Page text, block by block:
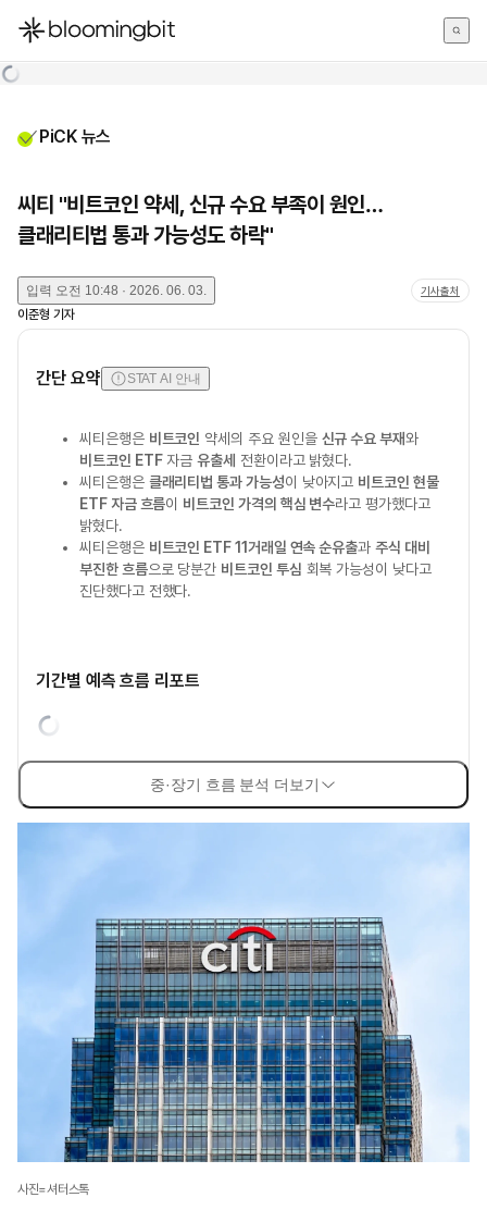
한국어
PiCK 뉴스
씨티 "비트코인 약세, 신규 수요 부족이 원인…
클래리티법 통과 가능성도 하락"
입력 오전 10:48 · 2026. 06. 03. 기사출처
이준형 기자
간단 요약 STAT AI 안내
씨티은행은 비트코인 약세의 주요 원인을 신규 수요 부재와
비트코인 ETF자금유출세
전환이라고 밝혔다.
씨티은행은 클래리티법 통과 가능성이 낮아지고 비트코인 현물
ETF 자금 흐름이 비트코인 가격의 핵심 변수라고 평가했다고
밝혔다.
씨티은행은 비트코인 ETF 11거래일 연속 순유출과 주식 대비
부진한 흐름으로 당분간 비트코인 투심 회복 가능성이 낮다고
진단했다고 전했다.
기간별 예측 흐름 리포트
중·장기 흐름 분석 더보기
사진=셔터스톡